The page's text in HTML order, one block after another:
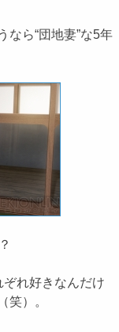
なら“団地妻”な5年
れ好きなんだけ
笑）。